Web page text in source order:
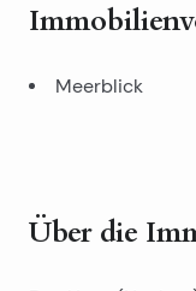
Meerblick
Über die